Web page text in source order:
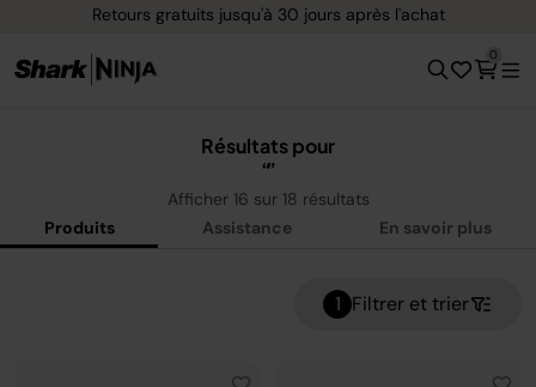
Retours gratuits jusqu'à 30 jours après l'achat
0
Résultats pour
Afficher 16 sur 18 résultats
Produits
Assistance En savoir plus
1 Filtrer et trier